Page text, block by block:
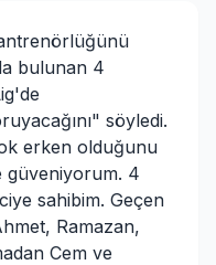
bulunan 4
söyledi.
erken olduğunu
güveniyorum. 4
sahibim. Geçen
Ramazan,
Cem ve